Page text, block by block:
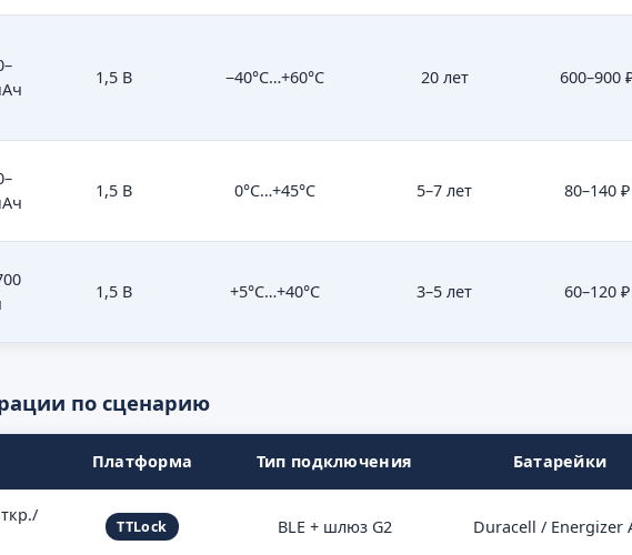
1,5 В −40°C…+60°C 20 лет 600–900
1,5 В 0°C…+45°C 5–7 лет 80–140 ₽
1,5 В +5°C…+40°C 3–5 лет 60–120 ₽
по сценарию
Платформа Тип подключения Батарейки
TTLock BLE + шлюз G2 Duracell / Energizer